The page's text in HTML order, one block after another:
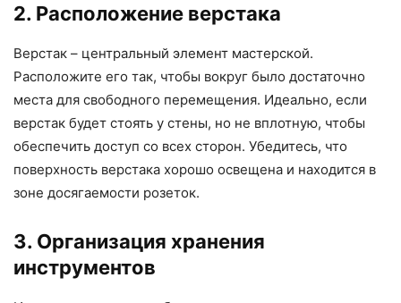
2. Расположение верстака
Верстак – центральный элемент мастерской.
Расположите его так, чтобы вокруг было достаточно
места для свободного перемещения. Идеально, если
верстак будет стоять у стены, но не вплотную, чтобы
обеспечить доступ со всех сторон. Убедитесь, что
поверхность верстака хорошо освещена и находится в
зоне досягаемости розеток.
3. Организация хранения
инструментов